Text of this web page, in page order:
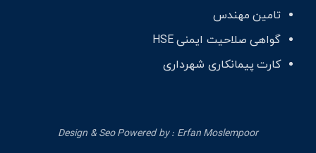
تامین مهندس
گواهی صلاحیت ایمنی HSE
کارت پیمانکاری شهرداری
Design & Seo Powered by : Erfan Moslempoor